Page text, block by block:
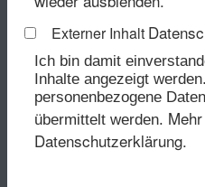
Externer Inhalt
Ich bin damit
Inhalte angezeigt
personenbezogene
übermittelt werden.
Datenschutzerklärung.